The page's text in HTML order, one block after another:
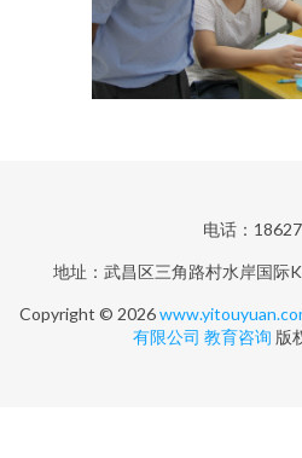
电话：
地址：武昌区三角路村水岸国际
Copyright © 2026
有限公司 教育咨询 版